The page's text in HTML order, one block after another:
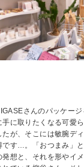
さんのパッケー
に取りたくなる可愛
が、そこには敏腕デ
です…。「おつまみ」
発想と、それを形やイ